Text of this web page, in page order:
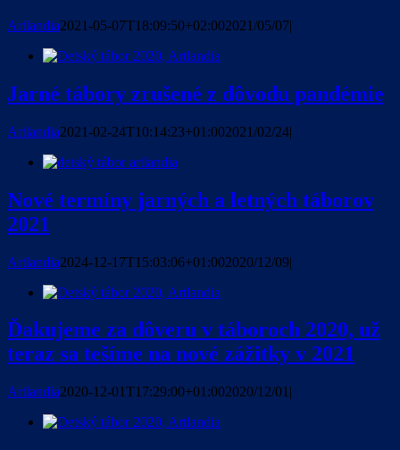
Artlandia2021-05-07T18:09:50+02:002021/05/07|
Jarné tábory zrušené z dôvodu pandémie
Artlandia2021-02-24T10:14:23+01:002021/02/24|
Nové termíny jarných a letných táborov
2021
Artlandia2024-12-17T15:03:06+01:002020/12/09|
Ďakujeme za dôveru v táboroch 2020, už
teraz sa tešíme na nové zážitky v 2021
Artlandia2020-12-01T17:29:00+01:002020/12/01 |